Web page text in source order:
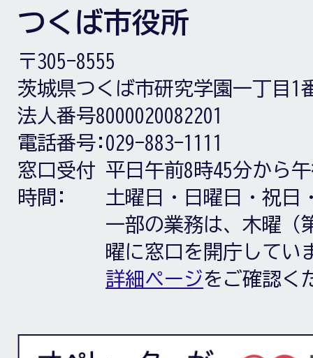
つくば市役所
〒305-8555
茨城県つくば市研究学園一丁目1
法人番号8000020082201
電話番号: 029-883-1111
窓口受付
時間:
平日午前8時45分から
土曜日・日曜日・祝日
一部の業務は、木曜（
曜に窓口を開庁してい
詳細ページをご確認く